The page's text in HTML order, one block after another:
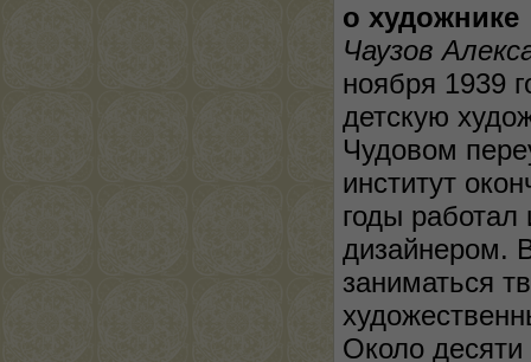
о художнике
Чаузов
ноября 1939
детскую
Чудовом
институт
годы
дизайнером.
заниматься
Около